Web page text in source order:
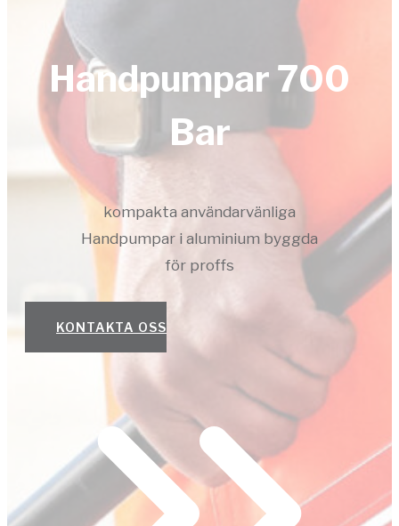
Handpumpar 700
Bar
kompakta användarvänliga
Handpumpar i aluminium byggda
för proffs
KONTAKTA OSS